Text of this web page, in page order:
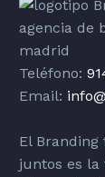
Teléfono:
Email:
El
juntos es